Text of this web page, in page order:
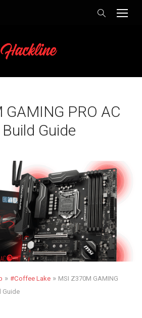
PRO AC
Guide
» #Coffee Lake » MSI Z370M GAMING
Guide